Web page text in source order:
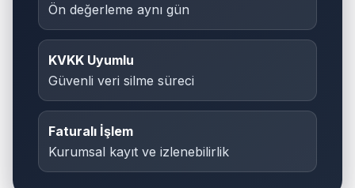
Ön değerleme aynı gün
KVKK Uyumlu
Güvenli veri silme süreci
Faturalı İşlem
Kurumsal kayıt ve izlenebilirlik